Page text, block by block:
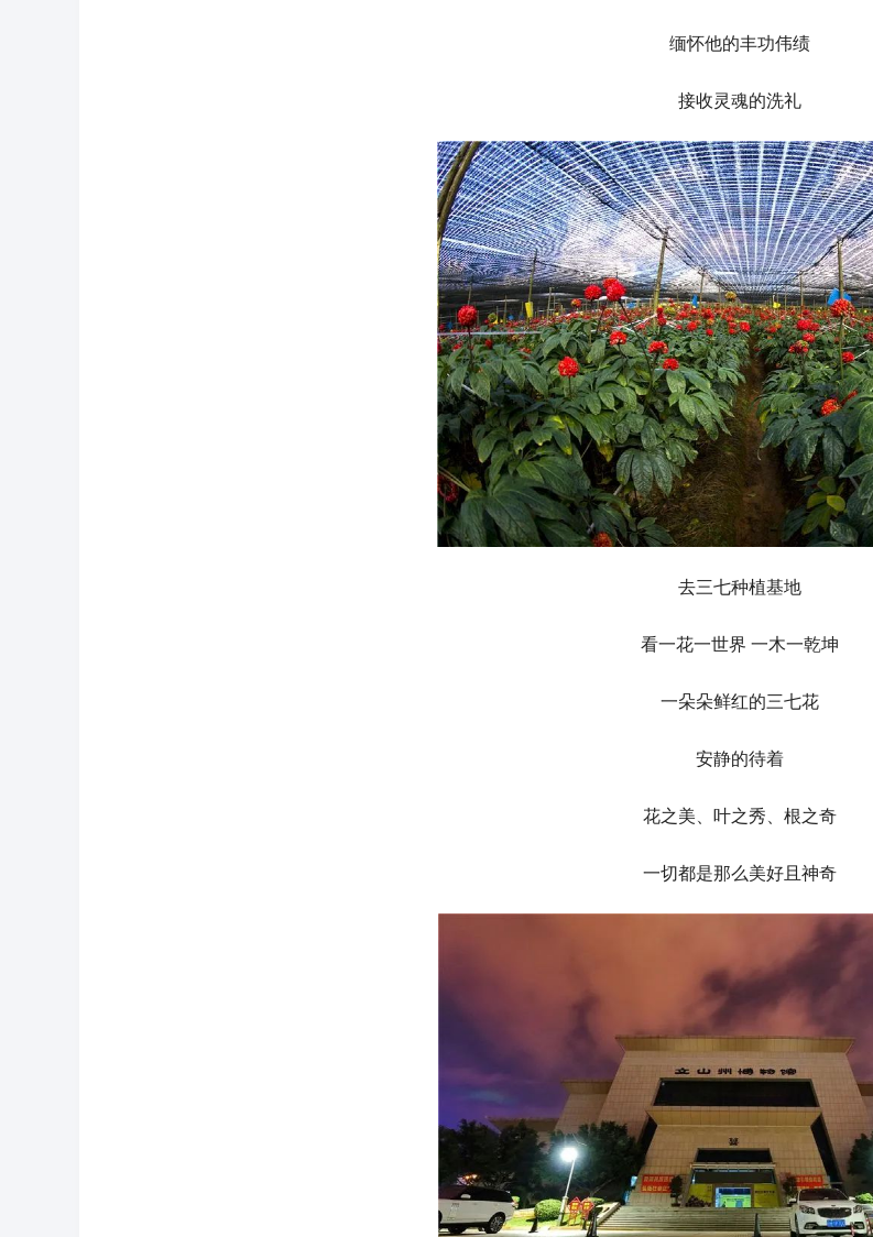
缅怀他的丰功伟绩
接收灵魂的洗礼
去三七种植基地
看一花一世界 一木一乾坤
一朵朵鲜红的三七花
安静的待着
花之美、叶之秀、根之奇
一切都是那么美好且神奇